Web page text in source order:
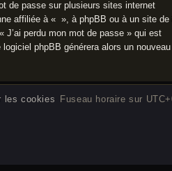
de passe sur plusieurs sites internet
affiliée à « », à phpBB ou à un site de
perdu mon mot de passe » qui est
phpBB générera alors un
Fuseau horaire sur
les cookies